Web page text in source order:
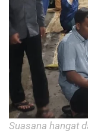
Suasana hangat